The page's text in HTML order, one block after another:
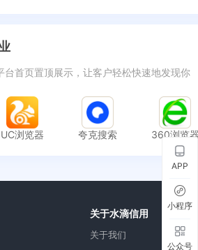
台首页置顶展示，让客户轻松快速地发现你
UC浏览器 夸克搜索 360浏览
关于水滴信用
关于我们
APP
小程序
公众号